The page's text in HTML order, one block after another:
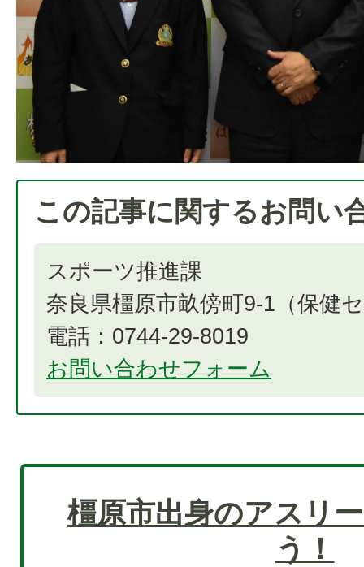
この記事に関するお問い
スポーツ推進課
奈良県橿原市畝傍町9-1（保健
電話：0744-29-8019
お問い合わせフォーム
橿原市出身のアスリ
う！